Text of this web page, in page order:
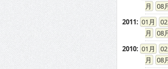
08
2011: 01 02
08
2010: 01 02
08